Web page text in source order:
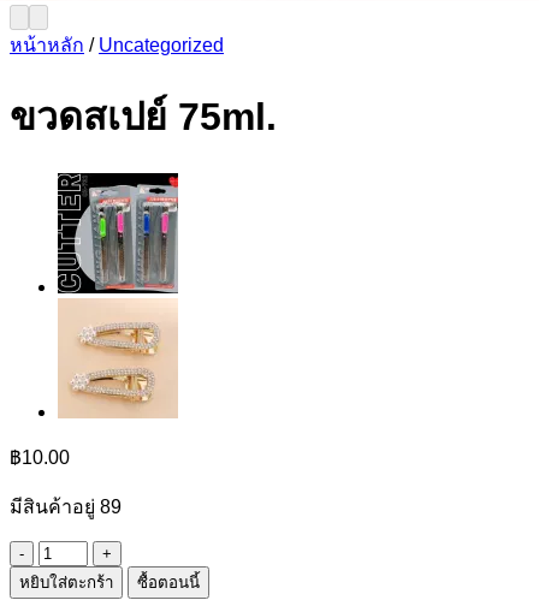
หน้าหลัก / Uncategorized
ขวดสเปย์ 75ml.
฿10.00
มีสินค้าอยู่ 89
จำนวน
ขวด
หยิบใส่ตะกร้า ซื้อตอนนี้